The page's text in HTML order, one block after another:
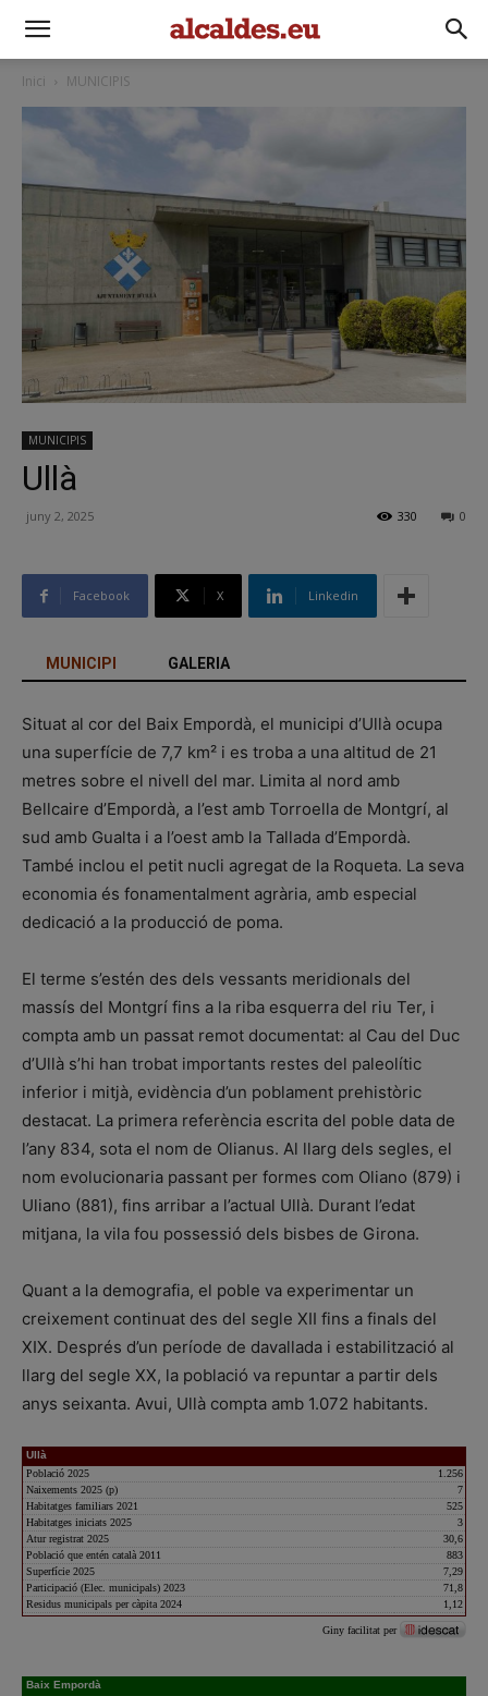
Inici MUNICIPIS
MUNICIPIS
Ullà
juny 2, 2025 0
330
Facebook X Linkedin
MUNICIPI GALERIA
Situat al cor del Baix Empordà, el municipi d’Ullà ocupa
una superfície de 7,7 km² i es troba a una altitud de 21
metres sobre el nivell del mar. Limita al nord amb
Bellcaire d’Empordà, a l’est amb Torroella de Montgrí, al
sud amb Gualta i a l’oest amb la Tallada d’Empordà.
També inclou el petit nucli agregat de la Roqueta. La seva
economia és fonamentalment agrària, amb especial
dedicació a la producció de poma.
El terme s’estén des dels vessants meridionals del
massís del Montgrí fins a la riba esquerra del riu Ter, i
compta amb un passat remot documentat: al Cau del Duc
d’Ullà s’hi han trobat importants restes del paleolític
inferior i mitjà, evidència d’un poblament prehistòric
destacat. La primera referència escrita del poble data de
l’any 834, sota el nom de Olianus. Al llarg dels segles, el
nom evolucionaria passant per formes com Oliano (879) i
Uliano (881), fins arribar a l’actual Ullà. Durant l’edat
mitjana, la vila fou possessió dels bisbes de Girona.
Quant a la demografia, el poble va experimentar un
creixement continuat des del segle XII fins a finals del
XIX. Després d’un període de davallada i estabilització al
llarg del segle XX, la població va repuntar a partir dels
anys seixanta. Avui, Ullà compta amb 1.072 habitants.